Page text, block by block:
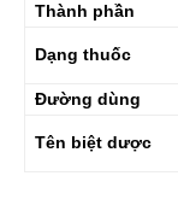
Thành phần
Dạng thuốc
Đường dùng
Tên biệt dược